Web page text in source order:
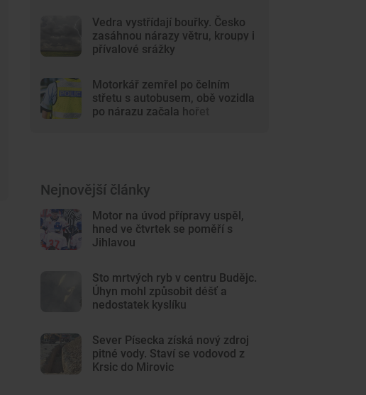
Vedra vystřídají bouřky. Česko
zasáhnou nárazy větru, kroupy i
přívalové srážky
Motorkář zemřel po čelním
střetu s autobusem, obě vozidla
po nárazu začala hořet
Nejnovější články
Motor na úvod přípravy uspěl,
hned ve čtvrtek se poměří s
Jihlavou
Sto mrtvých ryb v centru Budějc.
Úhyn mohl způsobit déšť a
nedostatek kyslíku
Sever Písecka získá nový zdroj
pitné vody. Staví se vodovod z
Krsic do Mirovic